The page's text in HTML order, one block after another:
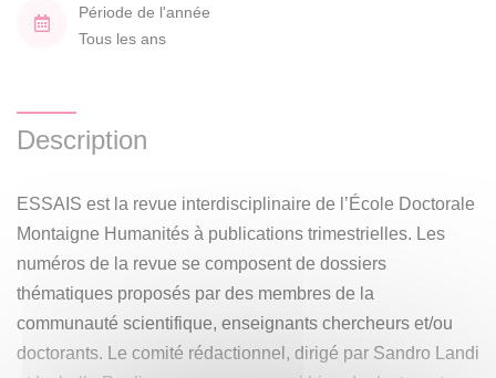
Période de l'année
Tous les ans
Description
ESSAIS est la revue interdisciplinaire de l’École Doctorale
Montaigne Humanités à publications trimestrielles. Les
numéros de la revue se composent de dossiers
thématiques proposés par des membres de la
communauté scientifique, enseignants chercheurs et/ou
doctorants. Le comité rédactionnel, dirigé par Sandro Landi